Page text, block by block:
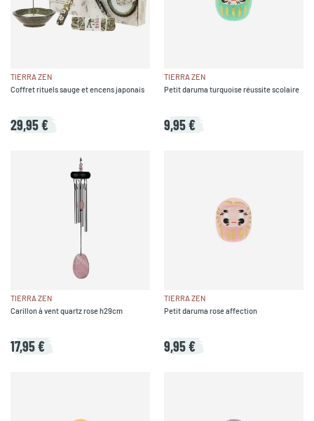
TIERRA ZEN
Coffret rituels sauge et encens japonais
29,95 €
TIERRA ZEN
Petit daruma turquoise réussite scolaire
9,95 €
TIERRA ZEN
Carillon à vent quartz rose h29cm
17,95 €
TIERRA ZEN
Petit daruma rose affection
9,95 €